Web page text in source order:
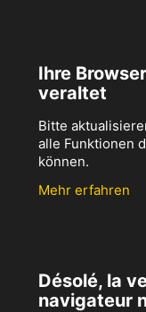
Ihre
veraltet
Bitte
alle Funktionen
können.
Mehr erfahren
Désolé, la
navigateur